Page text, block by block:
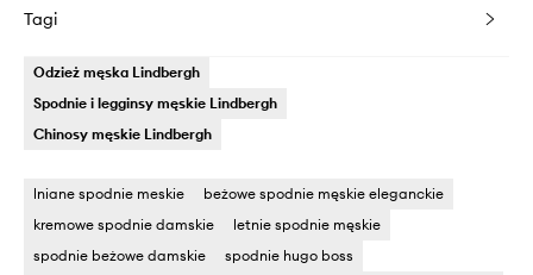
Tagi
Odzież męska Lindbergh
Spodnie i legginsy męskie Lindbergh
Chinosy męskie Lindbergh
lniane spodnie meskie
beżowe spodnie męskie eleganckie
kremowe spodnie damskie
letnie spodnie męskie
spodnie beżowe damskie
spodnie hugo boss